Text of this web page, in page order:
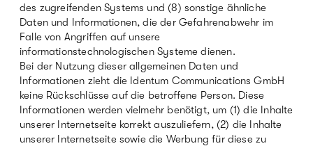
des zugreifenden Systems und (8) sonstige ähnliche
Daten und Informationen, die der Gefahrenabwehr im
Falle von Angriffen auf unsere
informationstechnologischen Systeme dienen.
Bei der Nutzung dieser allgemeinen Daten und
Informationen zieht die Identum Communications GmbH
keine Rückschlüsse auf die betroffene Person. Diese
Informationen werden vielmehr benötigt, um (1) die Inhalte
unserer Internetseite korrekt auszuliefern, (2) die Inhalte
unserer Internetseite sowie die Werbung für diese zu